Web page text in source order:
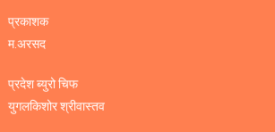
प्रकाशक
म.अरसद
प्रदेश ब्युरो चिफ
युगलकिशोर श्रीवास्तव